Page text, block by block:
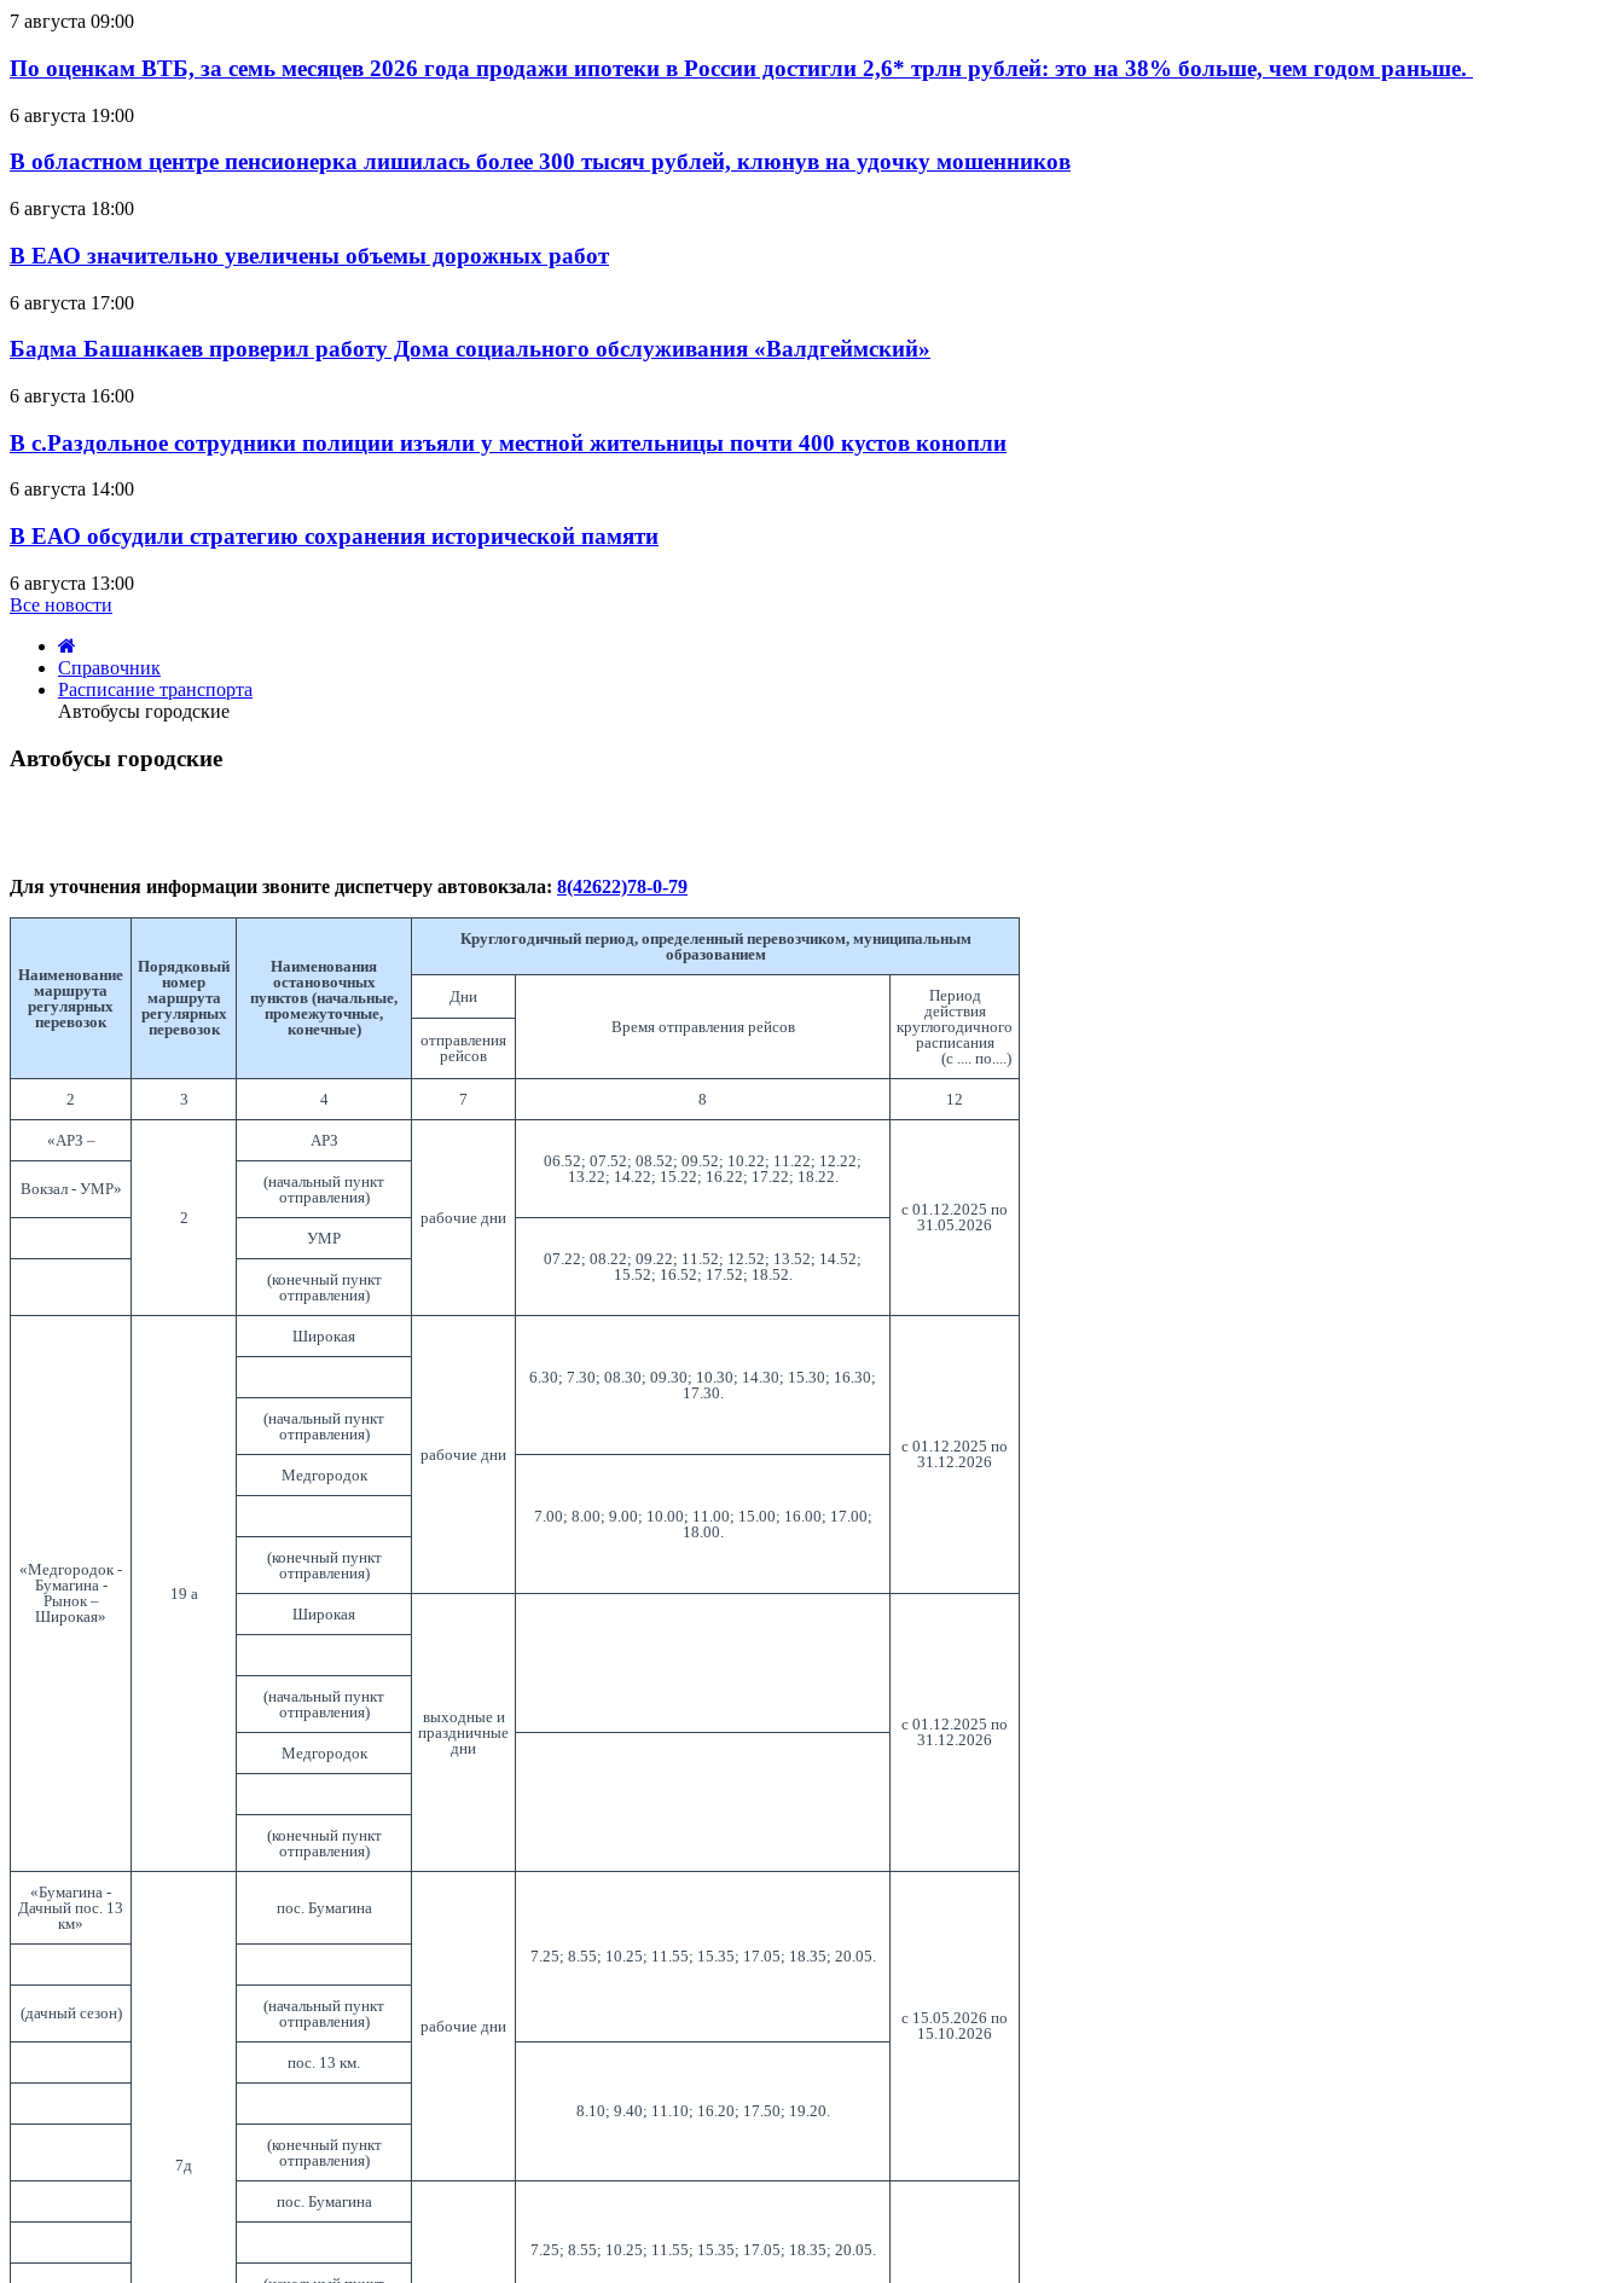
7 августа 09:00
По оценкам ВТБ, за семь месяцев 2026 года продажи ипотеки в России достигли 2,6* трлн рублей: это на 38% больше, чем годом раньше.
6 августа 19:00
В областном центре пенсионерка лишилась более 300 тысяч рублей, клюнув на удочку мошенников
6 августа 18:00
В ЕАО значительно увеличены объемы дорожных работ
6 августа 17:00
Бадма Башанкаев проверил работу Дома социального обслуживания «Валдгеймский»
6 августа 16:00
В с.Раздольное сотрудники полиции изъяли у местной жительницы почти 400 кустов конопли
6 августа 14:00
В ЕАО обсудили стратегию сохранения исторической памяти
6 августа 13:00
Все новости
Справочник
Расписание транспорта
Автобусы городские
Автобусы городские
16:40
Для уточнения информации звоните диспетчеру автовокзала: 8(42622)78-0-79
Наименование
маршрута
регулярных
перевозок
Порядковый
номер
маршрута
регулярных
перевозок
Наименования
остановочных
пунктов (начальные,
промежуточные,
конечные)
Круглогодичный период, определенный перевозчиком, муниципальным
образованием
Дни
Время отправления рейсов
Период
действия
круглогодичного
расписания
(с .... по....)
отправления
рейсов
2 3 4 7 8 12
«АРЗ –
2
АРЗ
рабочие дни
06.52; 07.52; 08.52; 09.52; 10.22; 11.22; 12.22;
13.22; 14.22; 15.22; 16.22; 17.22; 18.22.
с 01.12.2025 по
31.05.2026
Вокзал - УМР»
(начальный пункт
отправления)
УМР
07.22; 08.22; 09.22; 11.52; 12.52; 13.52; 14.52;
15.52; 16.52; 17.52; 18.52.
(конечный пункт
отправления)
«Медгородок -
Бумагина -
Рынок –
Широкая»
19 а
Широкая
рабочие дни
6.30; 7.30; 08.30; 09.30; 10.30; 14.30; 15.30; 16.30;
17.30.
с 01.12.2025 по
31.12.2026
(начальный пункт
отправления)
Медгородок
7.00; 8.00; 9.00; 10.00; 11.00; 15.00; 16.00; 17.00;
18.00.
(конечный пункт
отправления)
Широкая
выходные и
праздничные
дни
с 01.12.2025 по
31.12.2026
(начальный пункт
отправления)
Медгородок
(конечный пункт
отправления)
«Бумагина -
Дачный пос. 13
км»
7д
пос. Бумагина
рабочие дни
7.25; 8.55; 10.25; 11.55; 15.35; 17.05; 18.35; 20.05.
с 15.05.2026 по
15.10.2026
(дачный сезон)
(начальный пункт
отправления)
пос. 13 км.
8.10; 9.40; 11.10; 16.20; 17.50; 19.20.
(конечный пункт
отправления)
пос. Бумагина
7.25; 8.55; 10.25; 11.55; 15.35; 17.05; 18.35; 20.05.